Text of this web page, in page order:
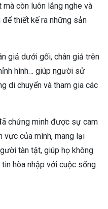
còn luôn lắng nghe và
để thiết kế ra những sản
giả dưới gối, chân giả trên
hình… giúp người sử
di chuyển và tham gia các
chứng minh được sự cam
vực của mình, mang lại
tàn tật, giúp họ không
hòa nhập với cuộc sống